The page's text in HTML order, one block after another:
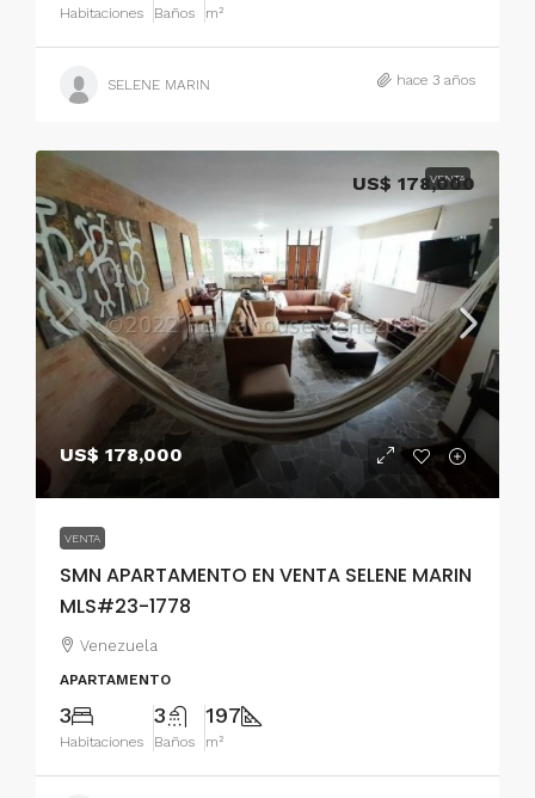
Habitaciones Baños m²
SELENE MARIN hace 3 años
VENTA
US$ 178,000
VENTA
SMN APARTAMENTO EN VENTA SELENE MARIN
MLS#23-1778
US$ 178,000
Venezuela
APARTAMENTO
3
Habitaciones
3
Baños
197
m²